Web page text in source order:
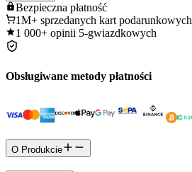
Bezpieczna płatność
1M+ sprzedanych kart podarunkowych
1 000+ opinii 5-gwiazdkowych
Obsługiwane metody płatności
O Produkcie